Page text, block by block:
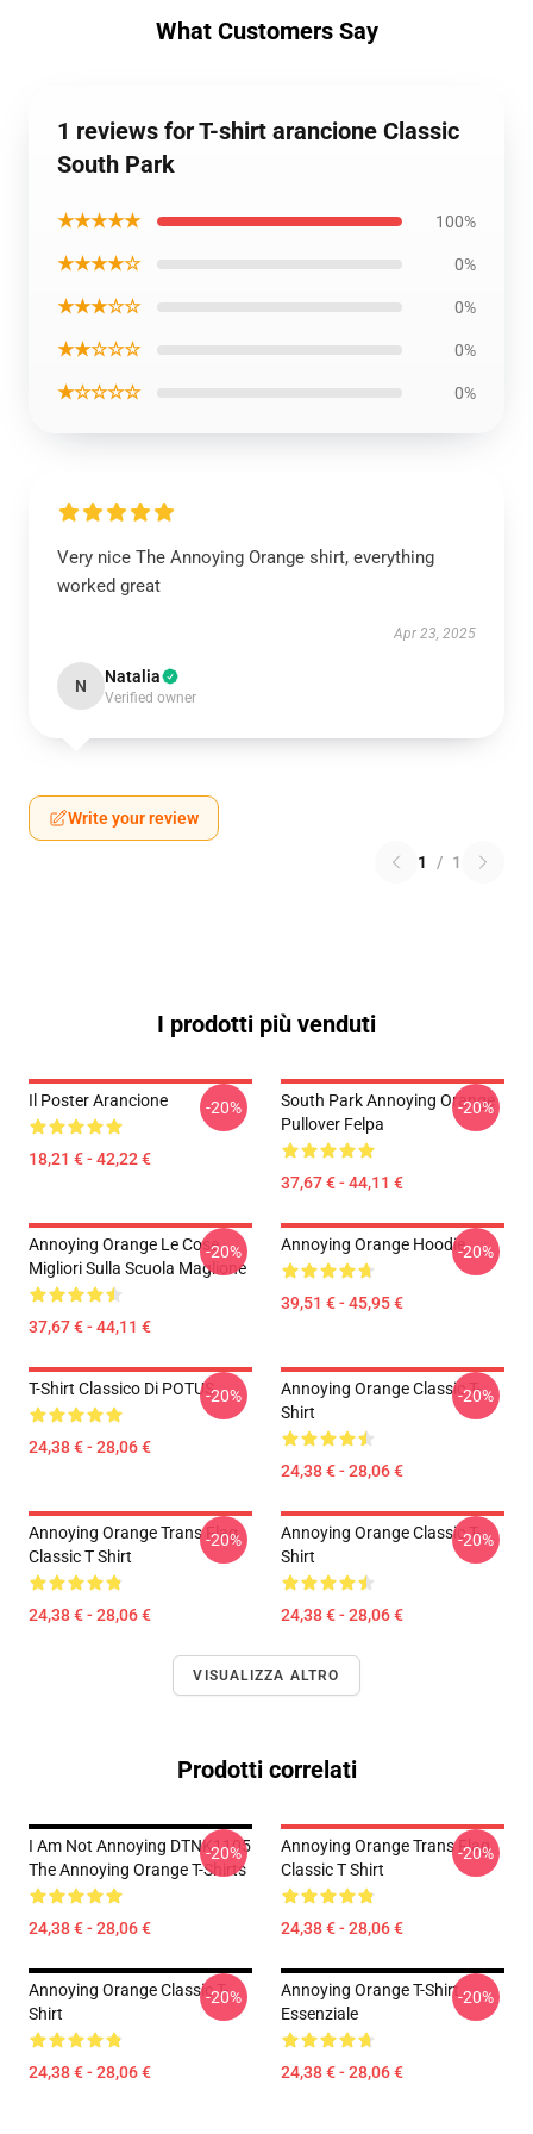
What Customers Say
1 reviews for T-shirt arancione Classic
South Park
★★★★★ 100%
★★★★☆ 0%
★★★☆☆ 0%
★★☆☆☆ 0%
★☆☆☆☆ 0%
Very nice The Annoying Orange shirt, everything
worked great
Apr 23, 2025
N Natalia
Verified owner
Write your review
1 / 1
I prodotti più venduti
Il Poster Arancione
18,21 € - 42,22 €
-20%
South Park Annoying Orange
Pullover Felpa
37,67 € - 44,11 €
-20%
Annoying Orange Le Cose
Migliori Sulla Scuola Maglione
37,67 € - 44,11 €
-20% Annoying Orange Hoodie
39,51 € - 45,95 €
-20%
T-Shirt Classico Di POTUS
24,38 € - 28,06 €
-20%
Annoying Orange Classic T-
Shirt
24,38 € - 28,06 €
-20%
Annoying Orange Trans Flag
Classic T Shirt
24,38 € - 28,06 €
-20%
Annoying Orange Classic T-
Shirt
24,38 € - 28,06 €
-20%
VISUALIZZA ALTRO
Prodotti correlati
I Am Not Annoying DTNK1105
The Annoying Orange T-Shirts
24,38 € - 28,06 €
-20%
Annoying Orange Trans Flag
Classic T Shirt
24,38 € - 28,06 €
-20%
Annoying Orange Classic T-
Shirt
24,38 € - 28,06 €
-20%
Annoying Orange T-Shirt
Essenziale
24,38 € - 28,06 €
-20%